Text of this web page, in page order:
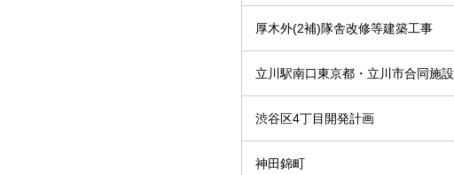
厚木外(2補)隊舎改修等建築工事
立川駅南口東京都・立川市合同施設
渋谷区4丁目開発計画
神田錦町